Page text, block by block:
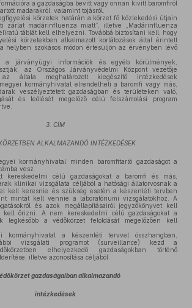
a gazdaságba bevitt vagy onnan kivitt baromfiról
madarakról, valamint tojásról.
körzetek határán a körzet fő közlekedési útjain
zárlat madárinfluenza miatt”, illetve „Madárinfluenza
táblát kell elhelyezni. Továbbá biztosítani kell, hogy
körzetekben alkalmazott korlátozások által érintett
helyben szokásos módon értesüljön az érvényben lévő
a járványügyi információk és egyéb körülmények,
az Országos Járványvédelmi Központ vezetője
általa meghatározott kiegészítő intézkedések
kormányhivatal elrendelheti a baromfi vagy más,
veszélyeztetett gazdaságban és területeken való,
és leölését megelőző célú felszámolási program
3. CÍM
ALKALMAZANDÓ INTÉZKEDÉSEK
kormányhivatal minden baromfitartó gazdaságot a
vesz.
kereskedelmi célú gazdaságokat a baromfi és más,
klinikai vizsgálata céljából a hatósági állatorvosnak a
kell keresnie és szükség esetén a készenléti tervben
mintát kell vennie a laboratóriumi vizsgálatokhoz. A
és azok megállapításairól jegyzőkönyvet kell
őrizni. A nem kereskedelmi célú gazdaságokat a
legkésőbb a védőkörzet feloldását megelőzően kell
kormányhivatal a készenléti tervvel összhangban,
vizsgálati programot (surveillance) kezd a
elhelyezkedő gazdaságokban történő
illetve azonosítása céljából.
gazdaságaiban alkalmazandó
intézkedések